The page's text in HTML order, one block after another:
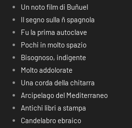
Un noto film di Buñuel
Il segno sulla ñ spagnola
Fu la prima autoclave
Pochi in molto spazio
Bisognoso, indigente
Molto addolorate
Una corda della chitarra
Arcipelago del Mediterraneo
Antichi libri a stampa
Candelabro ebraico